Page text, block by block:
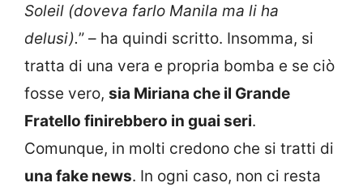
Soleil (doveva farlo Manila ma li ha
delusi).” – ha quindi scritto. Insomma, si
tratta di una vera e propria bomba e se ciò
fosse vero, sia Miriana che il Grande
Fratello finirebbero in guai seri.
Comunque, in molti credono che si tratti di
una fake news. In ogni caso, non ci resta